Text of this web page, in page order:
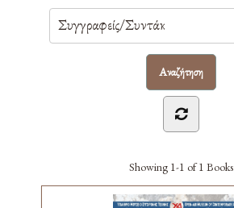
Showing 1-1 of 1 Books